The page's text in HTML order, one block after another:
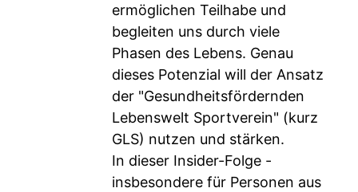
ermöglichen Teilhabe und
begleiten uns durch viele
Phasen des Lebens. Genau
dieses Potenzial will der Ansatz
der "Gesundheitsfördernden
Lebenswelt Sportverein" (kurz
GLS) nutzen und stärken.
In dieser Insider-Folge -
insbesondere für Personen aus